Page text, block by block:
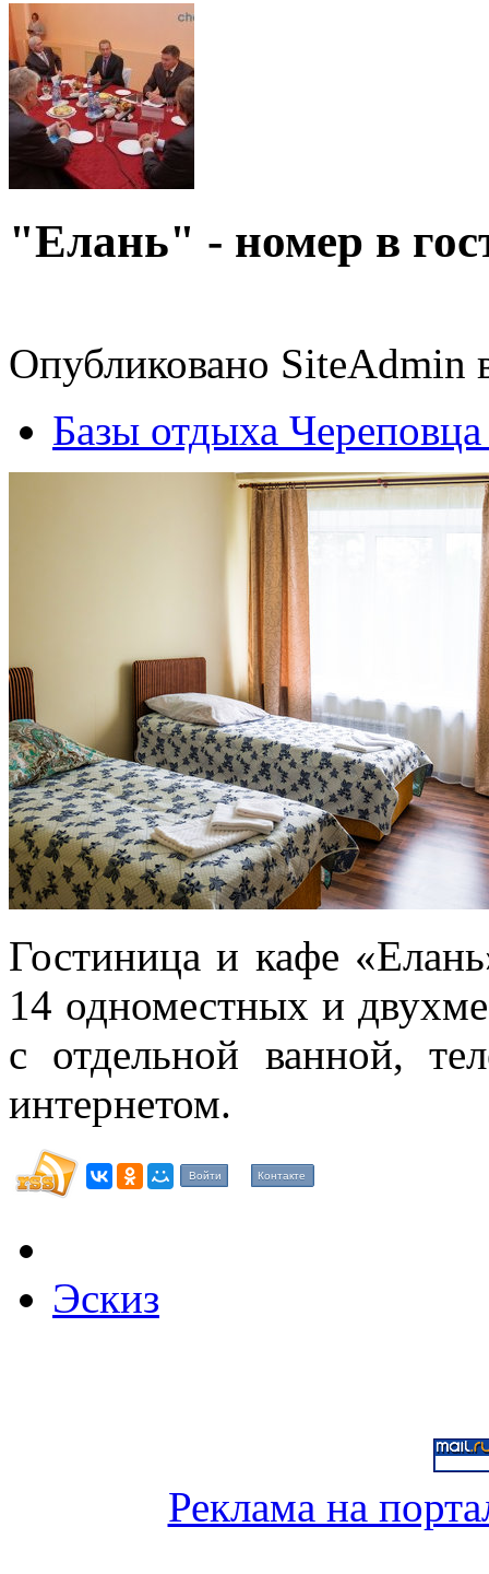
"Елань" - номер в
Опубликовано SiteAdmin
Базы отдыха
Гостиница и кафе
14 одноместных и
с отдельной ванной,
интернетом.
Войти Контакте
Эскиз
Реклама на